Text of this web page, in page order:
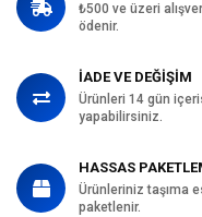
₺500 ve üzeri
ödenir.
İADE VE DEĞİŞİM
Ürünleri 14 gün
yapabilirsiniz.
HASSAS
Ürünleriniz taşıma
paketlenir.